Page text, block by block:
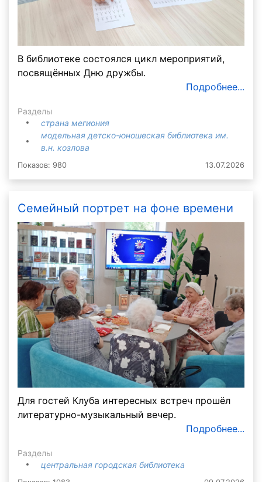
В библиотеке состоялся цикл мероприятий,
посвящённых Дню дружбы.
Подробнее...
Разделы
страна мегиония
модельная детско-юношеская библиотека им.
в.н. козлова
Показов: 980 13.07.2026
Семейный портрет на фоне времени
Для гостей Клуба интересных встреч прошёл
литературно-музыкальный вечер.
Подробнее...
Разделы
центральная городская библиотека